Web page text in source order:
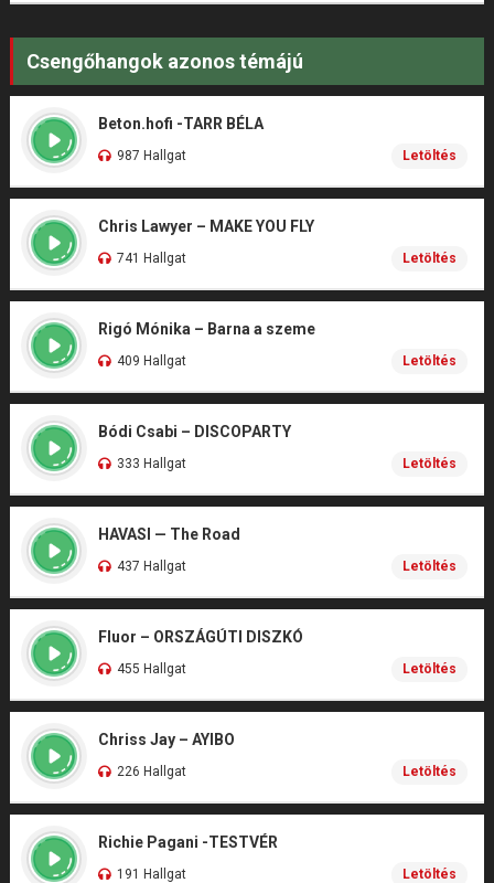
Csengőhangok azonos témájú
Beton.hofi -TARR BÉLA
987 Hallgat Letöltés
Chris Lawyer – MAKE YOU FLY
741 Hallgat Letöltés
Rigó Mónika – Barna a szeme
409 Hallgat Letöltés
Bódi Csabi – DISCOPARTY
333 Hallgat Letöltés
HAVASI — The Road
437 Hallgat Letöltés
Fluor – ORSZÁGÚTI DISZKÓ
455 Hallgat Letöltés
Chriss Jay – AYIBO
226 Hallgat Letöltés
Richie Pagani -TESTVÉR
191 Hallgat Letöltés